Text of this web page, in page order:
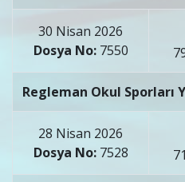
30 Nisan 2026
Dosya No:7550
Regleman Okul Sporları
28 Nisan 2026
Dosya No:7528